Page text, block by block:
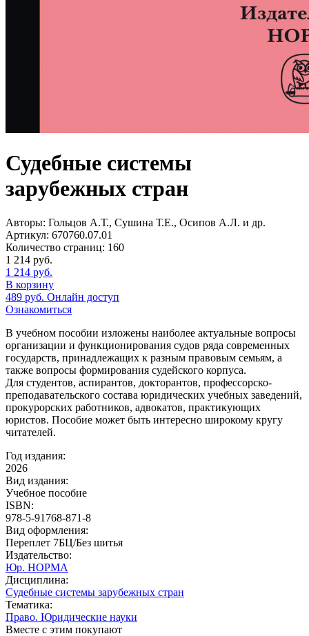
Судебные системы
зарубежных стран
Авторы: Гольцов А.Т., Сушина Т.Е., Осипов А.Л. и др.
Артикул: 670760.07.01
Количество страниц: 160
1 214 руб.
1 214 руб.
В корзину
489 руб. Онлайн доступ
Ознакомиться
В учебном пособии изложены наиболее актуальные вопросы
организации и функционирования судов ряда современных
государств, принадлежащих к разным правовым семьям, а
также вопросы формирования судейского корпуса.
Для студентов, аспирантов, докторантов, профессорско-
преподавательского состава юридических учебных заведений,
прокурорских работников, адвокатов, практикующих
юристов. Пособие может быть интересно широкому кругу
читателей.
Год издания:
2026
Вид издания:
Учебное пособие
ISBN:
978-5-91768-871-8
Вид оформления:
Переплет 7БЦ/Без шитья
Издательство:
Юр. НОРМА
Дисциплина:
Судебные системы зарубежных стран
Тематика:
Право. Юридические науки
Вместе с этим покупают